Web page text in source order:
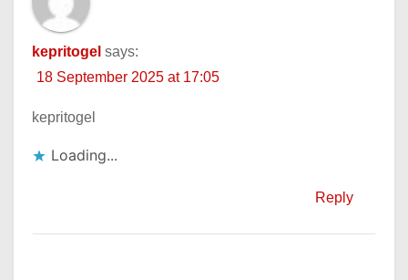
kepritogel says:
18 September 2025 at 17:05
kepritogel
Loading...
Reply